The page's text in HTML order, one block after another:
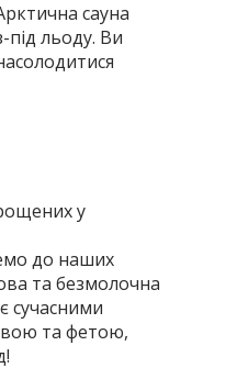
сауна
під льоду. Ви
у
до наших
та безмолочна
сучасними
та фетою,